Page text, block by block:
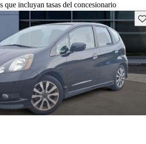
que incluyan tasas del concesionario